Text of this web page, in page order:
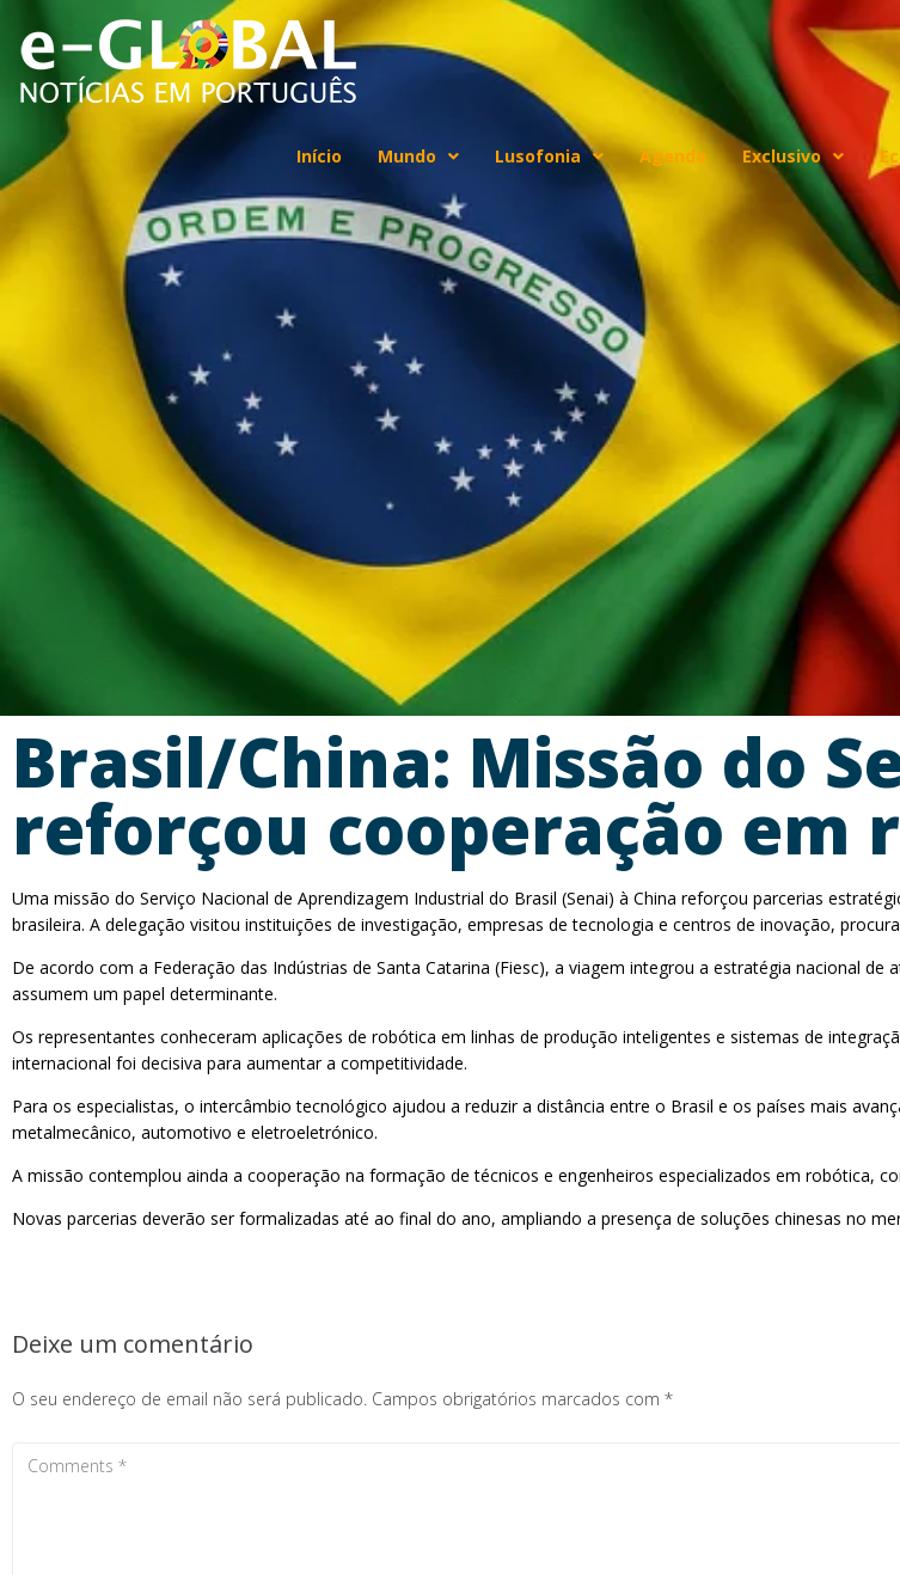
Início Mundo Lusofonia Agenda Exclusivo
Brasil/China: Missão do
reforçou cooperação em
Uma missão do Serviço Nacional de Aprendizagem Industrial do Brasil (Senai) à China reforçou parcerias
brasileira. A delegação visitou instituições de investigação, empresas de tecnologia e centros de inovação,
De acordo com a Federação das Indústrias de Santa Catarina (Fiesc), a viagem integrou a estratégia nacional
assumem um papel determinante.
Os representantes conheceram aplicações de robótica em linhas de produção inteligentes e sistemas de
internacional foi decisiva para aumentar a competitividade.
Para os especialistas, o intercâmbio tecnológico ajudou a reduzir a distância entre o Brasil e os países mais
metalmecânico, automotivo e eletroeletrónico.
A missão contemplou ainda a cooperação na formação de técnicos e engenheiros especializados em robótica,
Novas parcerias deverão ser formalizadas até ao final do ano, ampliando a presença de soluções chinesas no
Deixe um comentário
O seu endereço de email não será publicado. Campos obrigatórios marcados com *